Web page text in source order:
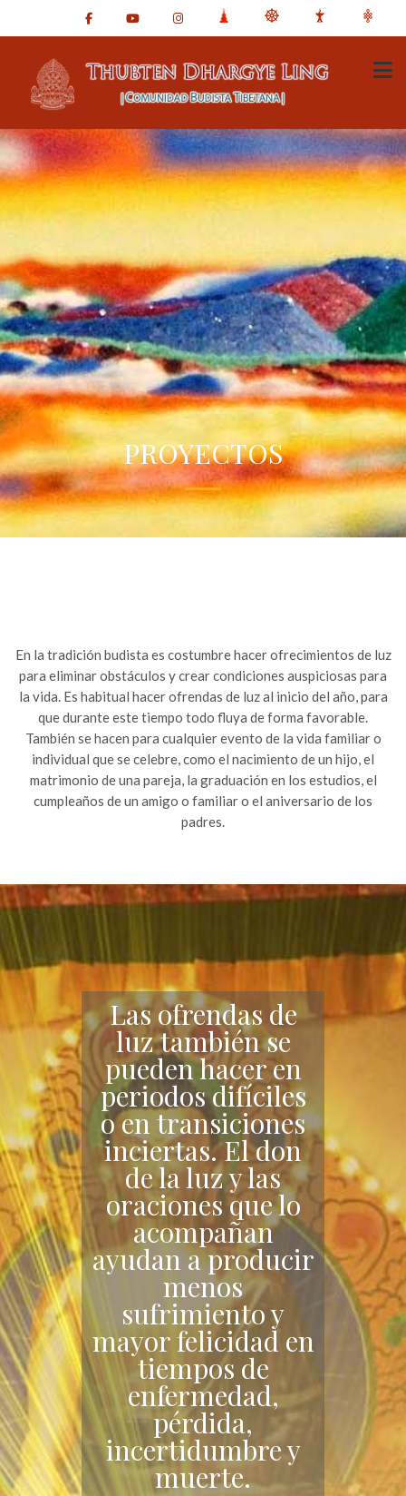
PROYECTOS
En la tradición budista es costumbre hacer ofrecimientos de luz
para eliminar obstáculos y crear condiciones auspiciosas para
la vida. Es habitual hacer ofrendas de luz al inicio del año, para
que durante este tiempo todo fluya de forma favorable.
También se hacen para cualquier evento de la vida familiar o
individual que se celebre, como el nacimiento de un hijo, el
matrimonio de una pareja, la graduación en los estudios, el
cumpleaños de un amigo o familiar o el aniversario de los
padres.
Las ofrendas de
luz también se
pueden hacer en
periodos difíciles
o en transiciones
inciertas. El don
de la luz y las
oraciones que lo
acompañan
ayudan a producir
menos
sufrimiento y
mayor felicidad en
tiempos de
enfermedad,
pérdida,
incertidumbre y
muerte.